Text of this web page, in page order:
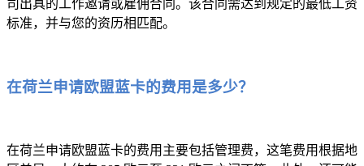
司出具的工作邀请或雇佣合同。该合同需达到规定的最低工资
标准，并与您的资历相匹配。
在荷兰申请欧盟蓝卡的费用是多少？
在荷兰申请欧盟蓝卡的费用主要包括管理费，这笔费用根据地